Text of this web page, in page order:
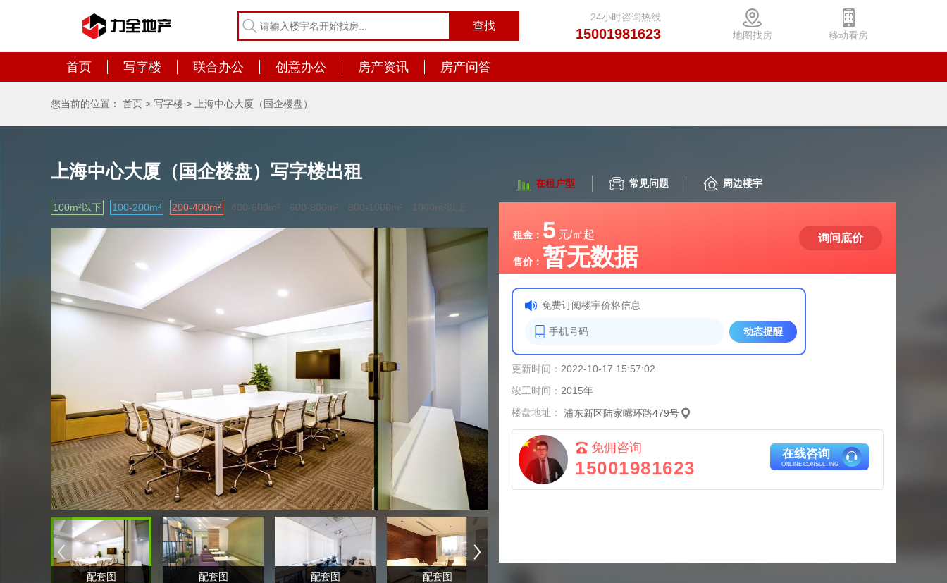
24小时咨询热线
15001981623 地图找房 移动看房
首页 写字楼 联合办公 创意办公 房产资讯 房产问答
您当前的位置： 首页 > 写字楼 > 上海中心大厦（国企楼盘）
上海中心大厦（国企楼盘）写字楼出租
100m²以下 100-200m² 200-400m² 400-600m² 600-800m² 800-1000m² 1000m²以上
配套图 配套图 配套图 配套图
在租户型 常见问题 周边楼宇
租金： 5 元/㎡起
售价： 暂无数据
询问底价
免费订阅楼宇价格信息
动态提醒
更新时间： 2022-10-17 15:57:02
竣工时间： 2015年
楼盘地址： 浦东新区陆家嘴环路479号
免佣咨询
15001981623
在线咨询
ONLINE CONSULTING